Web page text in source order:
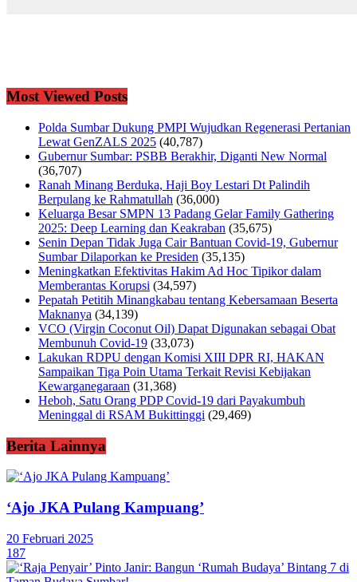
Most Viewed Posts
Polda Sumbar Dukung PMPI Wujudkan Regenerasi Pertanian
Lewat GenZALS 2025 (40,787)
Gubernur Sumbar: PSBB Berakhir, Diganti New Normal
(36,707)
Ranah Minang Berduka, Haji Boy Lestari Dt Palindih
Berpulang ke Rahmatullah (36,000)
Keluarga Besar SMPN 13 Padang Gelar Family Gathering
2025: Deep Learning dan Keakraban (35,675)
Senin Depan Tidak Juga Cair Bantuan Covid-19, Gubernur
Sumbar Dilaporkan ke Presiden (35,135)
Meningkatkan Efektivitas Hakim Ad Hoc Tipikor dalam
Memberantas Korupsi (34,597)
Pepatah Petitih Minangkabau tentang Kebersamaan Beserta
Maknanya (34,139)
VCO (Virgin Coconut Oil) Dapat Digunakan sebagai Obat
Membunuh Covid-19 (33,073)
Lakukan RDPU dengan Komisi XIII DPR RI, HAKAN
Sampaikan Tiga Poin Utama Terkait Revisi Kebijakan
Kewarganegaraan (31,368)
Heboh, Satu Orang PDP Covid-19 dari Payakumbuh
Meninggal di RSAM Bukittinggi (29,469)
Berita Lainnya
‘Ajo JKA Pulang Kampuang’
20 Februari 2025
187